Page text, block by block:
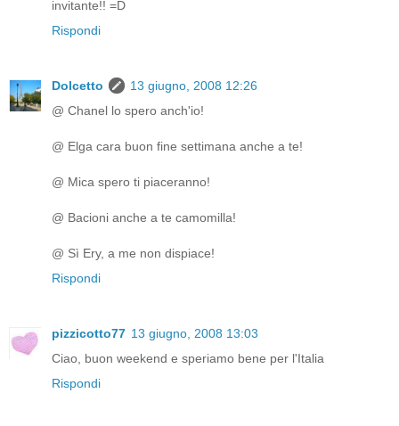
invitante!! =D
Rispondi
Dolcetto
13 giugno, 2008 12:26
@ Chanel lo spero anch'io!
@ Elga cara buon fine settimana anche a te!
@ Mica spero ti piaceranno!
@ Bacioni anche a te camomilla!
@ Sì Ery, a me non dispiace!
Rispondi
pizzicotto77 13 giugno, 2008 13:03
Ciao, buon weekend e speriamo bene per l'Italia
Rispondi